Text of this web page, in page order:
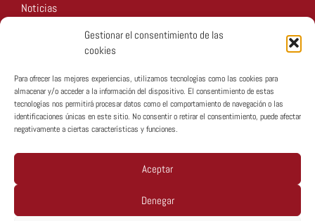
Gestionar el consentimiento de las
cookies
Para ofrecer las mejores experiencias, utilizamos tecnologías como las cookies para
almacenar y/o acceder a la información del dispositivo. El consentimiento de estas
tecnologías nos permitirá procesar datos como el comportamiento de navegación o las
identificaciones únicas en este sitio. No consentir o retirar el consentimiento, puede afectar
negativamente a ciertas características y funciones.
Aceptar
Denegar
Noticias
Copyright © MTA España 2026